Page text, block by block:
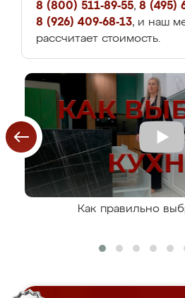
8 (800) 511-89-55, 8 (495)
8 (926) 409-68-13, и наш
рассчитает стоимость.
Как правильно